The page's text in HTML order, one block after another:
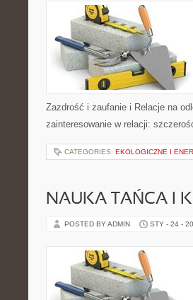
Zazdrość i zaufanie i Relacje na
zainteresowanie w relacji:
CATEGORIES: EKOLOGICZNE I
NAUKA TAŃCA I
POSTED BY ADMIN STY - 24 -